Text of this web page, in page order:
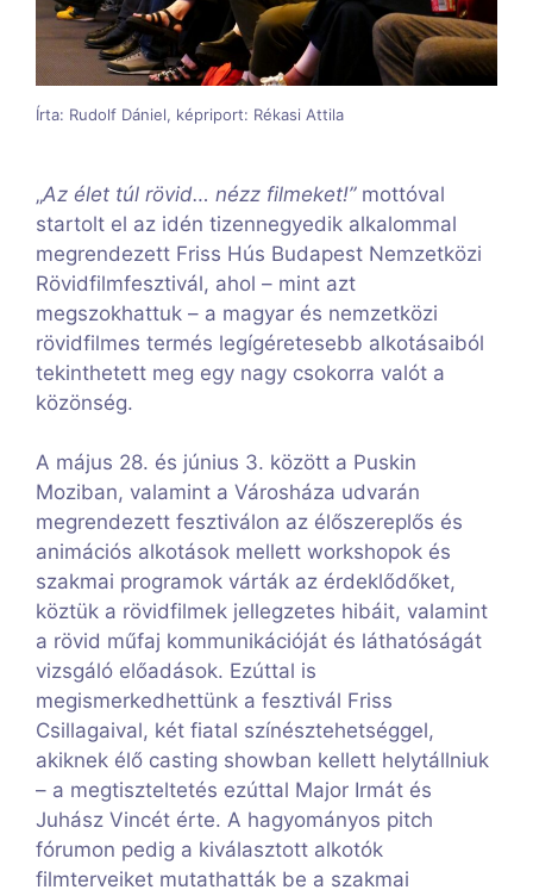
Írta: Rudolf Dániel, képriport: Rékasi Attila
„Az élet túl rövid… nézz filmeket!”mottóval
startolt el az idén tizennegyedik alkalommal
megrendezett Friss Hús Budapest Nemzetközi
Rövidfilmfesztivál, ahol – mint azt
megszokhattuk – a magyar és nemzetközi
rövidfilmes termés legígéretesebb alkotásaiból
tekinthetett meg egy nagy csokorra valót a
közönség.
A május 28. és június 3. között a Puskin
Moziban, valamint a Városháza udvarán
megrendezett fesztiválon az élőszereplős és
animációs alkotások mellett workshopok és
szakmai programok várták az érdeklődőket,
köztük a rövidfilmek jellegzetes hibáit, valamint
a rövid műfaj kommunikációját és láthatóságát
vizsgáló előadások. Ezúttal is
megismerkedhettünk a fesztivál Friss
Csillagaival, két fiatal színésztehetséggel,
akiknek élő casting showban kellett helytállniuk
– a megtiszteltetés ezúttal Major Irmát és
Juhász Vincét érte. A hagyományos pitch
fórumon pedig a kiválasztott alkotók
filmterveiket mutathatták be a szakmai